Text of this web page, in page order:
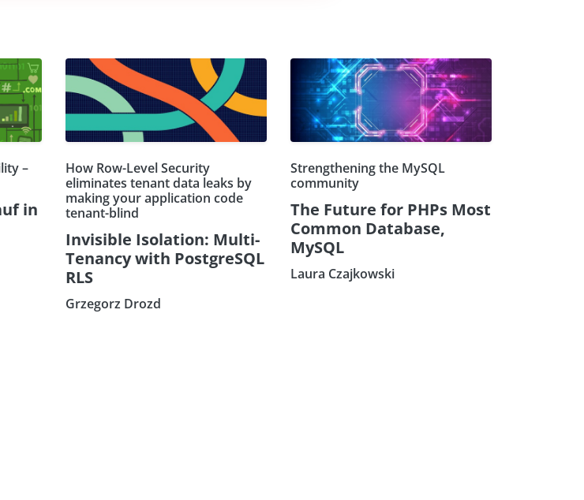
–
in
How Row-Level Security
eliminates tenant data leaks by
making your application code
tenant-blind
Invisible Isolation: Multi-
Tenancy with PostgreSQL
RLS
Grzegorz Drozd
Strengthening the MySQL
community
The Future for PHPs Most
Common Database,
MySQL
Laura Czajkowski